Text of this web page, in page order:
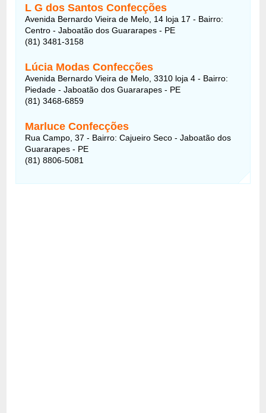
L G dos Santos Confecções
Avenida Bernardo Vieira de Melo, 14 loja 17 - Bairro:
Centro - Jaboatão dos Guararapes - PE
(81) 3481-3158
Lúcia Modas Confecções
Avenida Bernardo Vieira de Melo, 3310 loja 4 - Bairro:
Piedade - Jaboatão dos Guararapes - PE
(81) 3468-6859
Marluce Confecções
Rua Campo, 37 - Bairro: Cajueiro Seco - Jaboatão dos
Guararapes - PE
(81) 8806-5081